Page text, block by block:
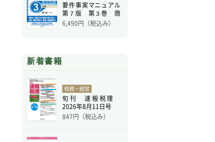
要件事実マニュアル
第７版 第３巻 商
事
6,490円（税込み）
新着書籍
税務・経営
旬刊 速報税理
2026年8月11日号
847円（税込み）